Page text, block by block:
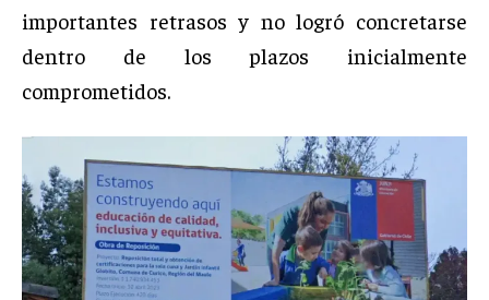
importantes retrasos y no logró concretarse
dentro de los plazos inicialmente
comprometidos.